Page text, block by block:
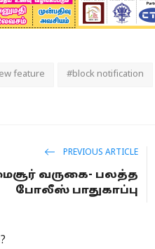
feature #block notification
PREVIOUS ARTICLE
வருகை- பலத்த
போலீஸ் பாதுகாப்பு